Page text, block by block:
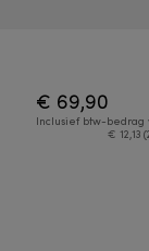
€ 69,90
Inclusief btw-bedrag
€ 12,13